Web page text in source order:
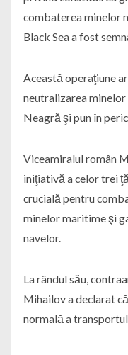
combaterea minelor
Black Sea a fost
Această operaţiune
neutralizarea
Neagră şi pun în
Viceamiralul român
iniţiativă a celor trei
crucială pentru
minelor maritime şi
navelor.
La rândul său,
Mihailov a declarat
normală a